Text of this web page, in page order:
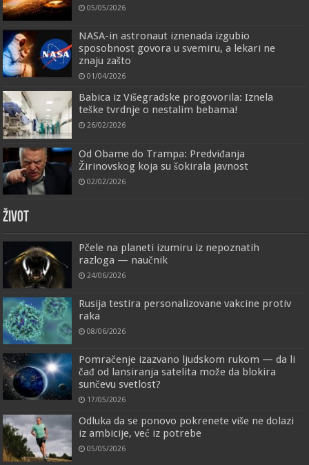
05/05/2026
NASA-in astronaut iznenada izgubio
sposobnost govora u svemiru, a lekari ne
znaju zašto
01/04/2026
Babica iz Višegradske progovorila: Iznela
teške tvrdnje o nestalim bebama!
26/02/2026
Od Obame do Trampa: Predviđanja
Žirinovskog koja su šokirala javnost
02/02/2026
ŽIVOT
Pčele na planeti izumiru iz nepoznatih
razloga — naučnik
24/06/2026
Rusija testira personalizovane vakcine protiv
raka
08/06/2026
Pomračenje izazvano ljudskom rukom — da li
čađ od lansiranja satelita može da blokira
sunčevu svetlost?
17/05/2026
Odluka da se ponovo pokrenete više ne dolazi
iz ambicije, već iz potrebe
05/05/2026